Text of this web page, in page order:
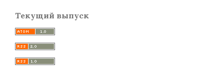
Текущий выпуск